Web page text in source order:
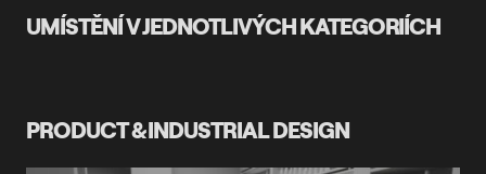
UMÍSTĚNÍ V JEDNOTLIVÝCH KATEGORIÍCH
PRODUCT & INDUSTRIAL DESIGN